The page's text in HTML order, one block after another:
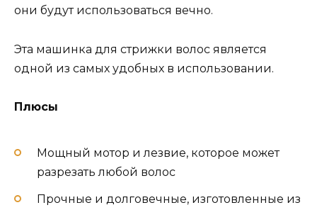
они будут использоваться вечно.
Эта машинка для стрижки волос является
одной из самых удобных в использовании.
Плюсы
Мощный мотор и лезвие, которое может
разрезать любой волос
Прочные и долговечные, изготовленные из